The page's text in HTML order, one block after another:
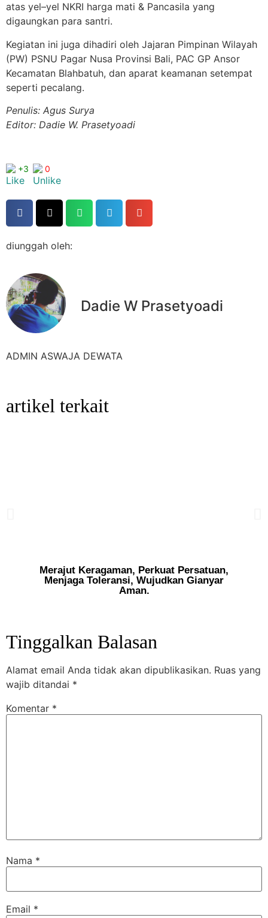
atas yel–yel NKRI harga mati & Pancasila yang
digaungkan para santri.
Kegiatan ini juga dihadiri oleh Jajaran Pimpinan Wilayah
(PW) PSNU Pagar Nusa Provinsi Bali, PAC GP Ansor
Kecamatan Blahbatuh, dan aparat keamanan setempat
seperti pecalang.
Penulis: Agus Surya
Editor: Dadie W. Prasetyoadi
+3 0
diunggah oleh:
Dadie W Prasetyoadi
ADMIN ASWAJA DEWATA
artikel terkait
Merajut Keragaman, Perkuat Persatuan,
Menjaga Toleransi, Wujudkan Gianyar
Aman.
Tinggalkan Balasan
Alamat email Anda tidak akan dipublikasikan. Ruas yang
wajib ditandai *
Komentar *
Nama *
Email *